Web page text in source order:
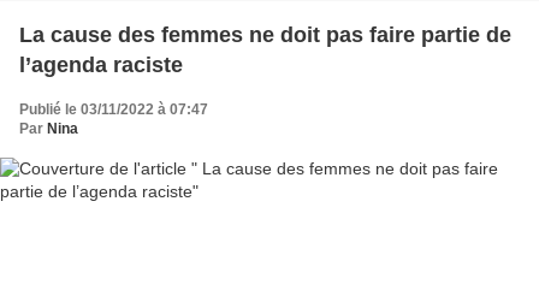
La cause des femmes ne doit pas faire partie de
l’agenda raciste
Publié le 03/11/2022 à 07:47
Par Nina